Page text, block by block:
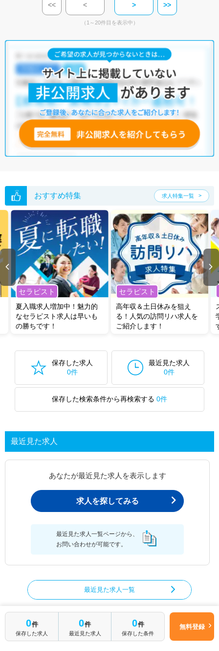
<< < > >>
（1～20件目を表示中）
おすすめ特集 求人特集一覧
セラピスト
夏入職求人増加中！魅力的
なセラピスト求人は早いも
の勝ちです！
セラピスト
高年収＆土日休みを狙え
る！人気の訪問リハ求人を
ご紹介します！
保存した求人
0件
最近見た求人
0件
保存した検索条件から再検索する 0件
最近見た求人
あなたが最近見た求人を表示します
求人を探してみる
最近見た求人一覧ページから、
お問い合わせが可能です。
最近見た求人一覧
0件
保存した求人
0件
最近見た求人
0件
保存した条件
無料登録
作業療法士の求人を絞り込む